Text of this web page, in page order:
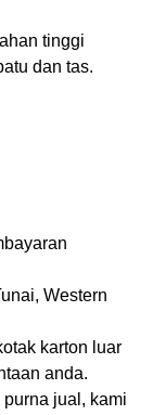
tinggi
dan tas.
Western
karton luar
anda.
jual, kami